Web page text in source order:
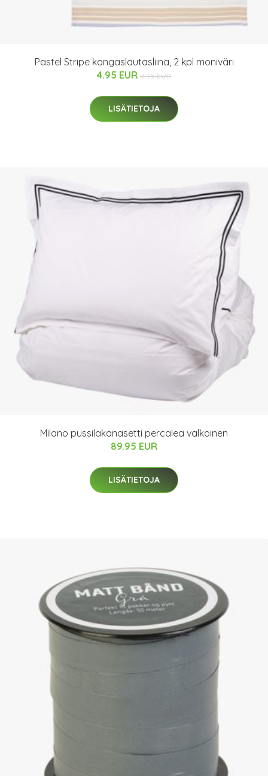
Pastel Stripe kangaslautasliina, 2 kpl moniväri
4.95 EUR 9.95 EUR
LISÄTIETOJA
Milano pussilakanasetti percalea valkoinen
89.95 EUR
LISÄTIETOJA